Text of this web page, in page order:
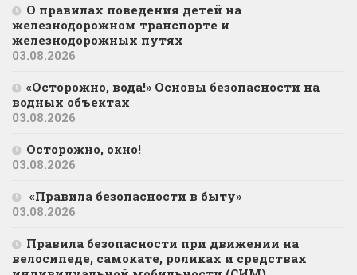
О правилах поведения детей на
железнодорожном транспорте и
железнодорожных путях
03.08.2026
«Осторожно, вода!» Основы безопасности на
водных объектах
03.08.2026
Осторожно, окно!
03.08.2026
«Правила безопасности в быту»
03.08.2026
Правила безопасности при движении на
велосипеде, самокате, роликах и средствах